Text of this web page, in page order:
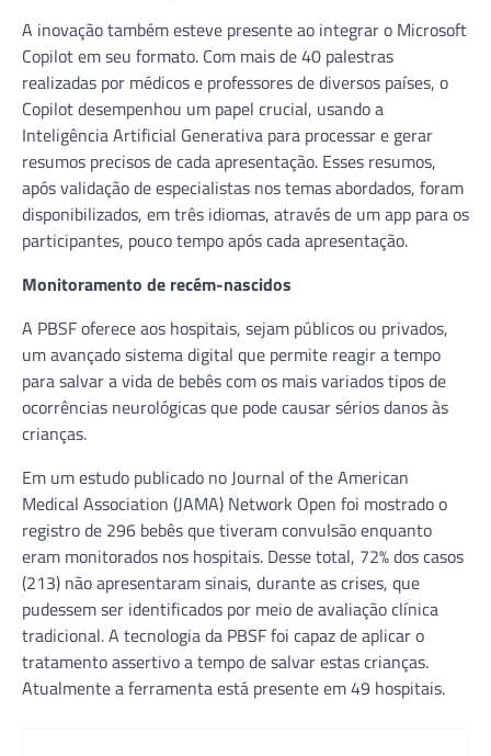
A inovação também esteve presente ao integrar o Microsoft
Copilot em seu formato. Com mais de 40 palestras
realizadas por médicos e professores de diversos países, o
Copilot desempenhou um papel crucial, usando a
Inteligência Artificial Generativa para processar e gerar
resumos precisos de cada apresentação. Esses resumos,
após validação de especialistas nos temas abordados, foram
disponibilizados, em três idiomas, através de um app para os
participantes, pouco tempo após cada apresentação.
Monitoramento de recém-nascidos
A PBSF oferece aos hospitais, sejam públicos ou privados,
um avançado sistema digital que permite reagir a tempo
para salvar a vida de bebês com os mais variados tipos de
ocorrências neurológicas que pode causar sérios danos às
crianças.
Em um estudo publicado no Journal of the American
Medical Association (JAMA) Network Open foi mostrado o
registro de 296 bebês que tiveram convulsão enquanto
eram monitorados nos hospitais. Desse total, 72% dos casos
(213) não apresentaram sinais, durante as crises, que
pudessem ser identificados por meio de avaliação clínica
tradicional. A tecnologia da PBSF foi capaz de aplicar o
tratamento assertivo a tempo de salvar estas crianças.
Atualmente a ferramenta está presente em 49 hospitais.